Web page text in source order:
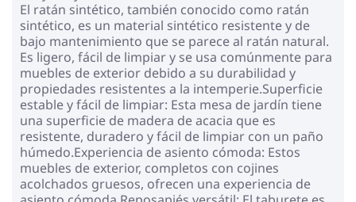
El ratán sintético, también conocido como ratán
sintético, es un material sintético resistente y de
bajo mantenimiento que se parece al ratán natural.
Es ligero, fácil de limpiar y se usa comúnmente para
muebles de exterior debido a su durabilidad y
propiedades resistentes a la intemperie.Superficie
estable y fácil de limpiar: Esta mesa de jardín tiene
una superficie de madera de acacia que es
resistente, duradero y fácil de limpiar con un paño
húmedo.Experiencia de asiento cómoda: Estos
muebles de exterior, completos con cojines
acolchados gruesos, ofrecen una experiencia de